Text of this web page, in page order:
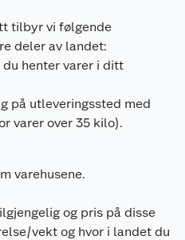
tilbyr vi følgende
deler av landet:
henter varer i ditt
på utleveringssted med
varer over 35 kilo).
varehusene.
og pris på disse
vekt og hvor i landet du